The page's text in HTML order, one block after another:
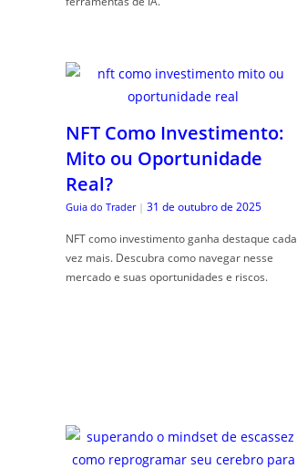
NFT Como Investimento:
Mito ou Oportunidade
Real?
Guia do Trader | 31 de outubro de 2025
NFT como investimento ganha destaque cada
vez mais. Descubra como navegar nesse
mercado e suas oportunidades e riscos.